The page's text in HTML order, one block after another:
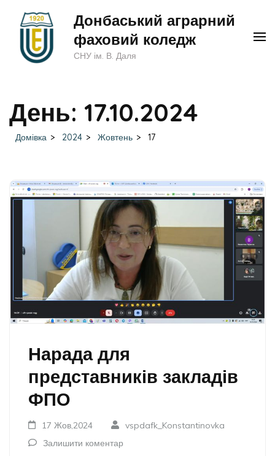
(натисніть
Донбаський аграрний
фаховий коледж
СНУ ім. В. Даля
День: 17.10.2024
Домівка > 2024 > Жовтень > 17
Нарада для
представників закладів
ФПО
17 Жов,2024
vspdafk_Konstantinovka
Залишити коментар